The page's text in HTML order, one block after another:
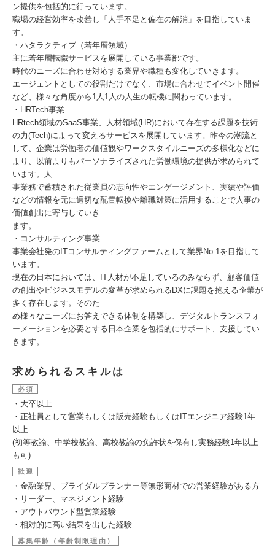
ン提供を包括的に行っています。
職場の経営効率を改善し「人手不足と偏在の解消」を目指していま
す。
・ハタラクティブ（若年層領域）
主に若年層転職サービスを展開している事業部です。
時代のニーズに合わせ対応する業界や職種も変化していきます。
エージェントとしての役割だけでなく、市場に合わせてイベント開催
など、様々な角度から1人1人の人生の転機に関わっています。
・HRTech事業
HRtech領域のSaaS事業、人材領域(HR)において存在する課題を技術
の力(Tech)によって変えるサービスを展開しています。昨今の潮流と
して、企業は労働者の価値観やワークスタイルニーズの多様化などに
より、以前よりもパーソナライズされた労働環境の提供が求められて
います。人
事業務で蓄積された従業員の志向性やエンゲージメント、実績や評価
などの情報を元に適切な配置転換や離職対策に活用することで人事の
価値創出に寄与していき
ます。
・コンサルティング事業
事業会社発のITコンサルティングファームとして業界No.1を目指して
います。
現在の日本においては、IT人材が不足しているのみならず、顧客価値
の創出やビジネスモデルの変革が求められるDXに課題を抱える企業が
多く存在します。そのた
め様々なニーズにお答えできる体制を構築し、デジタルトランスフォ
ーメーションを必要とする日本企業を包括的にサポート、支援してい
きます。
求められるスキルは
必須
・大卒以上
・正社員として営業もしくは販売経験もしくはITエンジニア経験1年
以上
(初等教諭、中学校教諭、高校教諭の免許状を保有し実務経験1年以上
も可)
歓迎
・金融業界、ブライダルプランナー等無形商材での営業経験がある方
・リーダー、マネジメント経験
・アウトバウンド型営業経験
・相対的に高い結果を出した経験
募集年齢（年齢制限理由）